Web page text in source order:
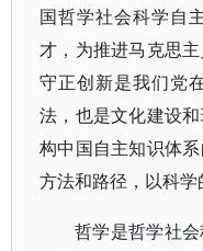
国哲学社会科学自
才，为推进马克思
守正创新是我们党
法，也是文化建设
构中国自主知识体
方法和路径，以科学
哲学是哲学社